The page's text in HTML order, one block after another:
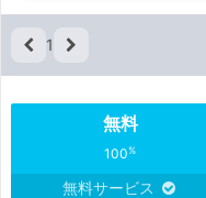
1
無料
100%
無料サービス